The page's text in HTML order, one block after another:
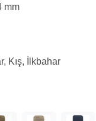
mm
Kış, İlkbahar